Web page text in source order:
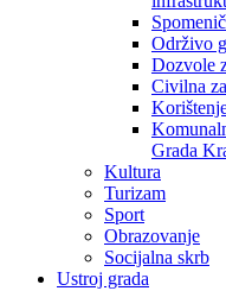
Održivo
Dozvole
Civilna
Grada
Kultura
Turizam
Sport
Obrazovanje
Socijalna skrb
Ustroj grada